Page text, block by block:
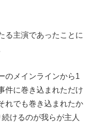
る主演であったことに
のメインラインから1
件に巻き込まれただけ
れでも巻き込まれたか
続けるのが我らが主人